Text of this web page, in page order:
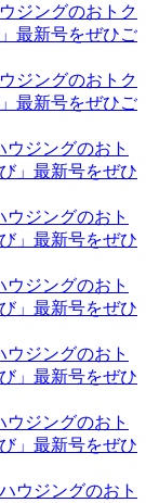
ジングのおトク
最新号をぜひご
ジングのおトク
最新号をぜひご
ジングのおト
」最新号をぜひ
ジングのおト
」最新号をぜひ
ジングのおト
」最新号をぜひ
ジングのおト
」最新号をぜひ
ジングのおト
」最新号をぜひ
ウジングのおト